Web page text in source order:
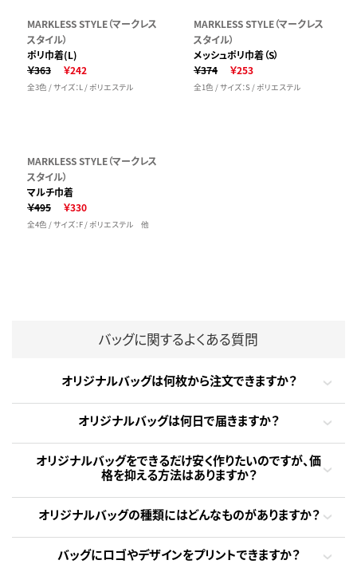
MARKLESS STYLE（マークレス
スタイル）
ポリ巾着(L)
￥363
￥242
全3色 / サイズ：L / ポリエステル
MARKLESS STYLE（マークレス
スタイル）
メッシュポリ巾着（S）
￥374
￥253
全1色 / サイズ：S / ポリエステル
MARKLESS STYLE（マークレス
スタイル）
マルチ巾着
￥495
￥330
全4色 / サイズ：F / ポリエステル 他
バッグに関するよくある質問
オリジナルバッグは何枚から注文できますか？
オリジナルバッグは何日で届きますか？
オリジナルバッグをできるだけ安く作りたいのですが、価
格を抑える方法はありますか？
オリジナルバッグの種類にはどんなものがありますか？
バッグにロゴやデザインをプリントできますか？